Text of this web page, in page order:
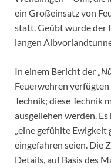
ein Großeinsatz von
statt. Geübt wurde der
langen
In einem Bericht der „
Feuerwehren
Technik; diese Technik
ausgeliehen werden.
„eine gefühlte Ewigkeit
eingefahren seien. Die
Details, auf Basis des